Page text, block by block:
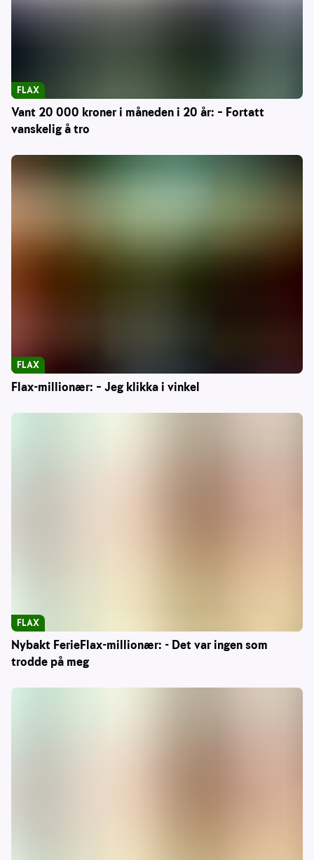
Vant 20 000 kroner i måneden i 20 år: – Fortatt
vanskelig å tro
FLAX
Flax-millionær: – Jeg klikka i vinkel
FLAX
Nybakt FerieFlax-millionær: - Det var ingen som
trodde på meg
FLAX